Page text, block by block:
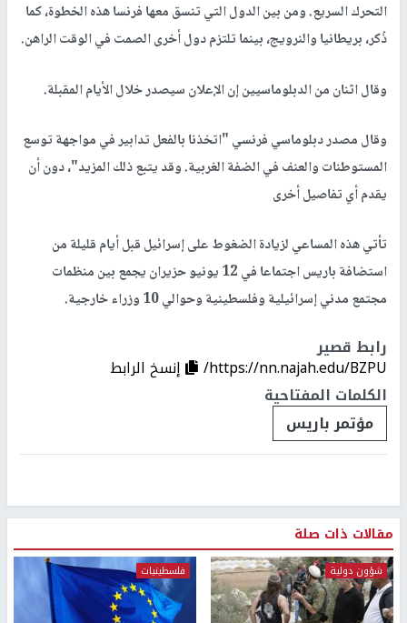
التحرك السريع. ومن بين الدول التي تنسق معها فرنسا هذه الخطوة، كما
ذُكر، بريطانيا والنرويج، بينما تلتزم دول أخرى الصمت في الوقت الراهن.
وقال اثنان من الدبلوماسيين إن الإعلان سيصدر خلال الأيام المقبلة.
وقال مصدر دبلوماسي فرنسي "اتخذنا بالفعل تدابير في مواجهة توسع
المستوطنات ⁠والعنف في الضفة الغربية. وقد يتبع ذلك المزيد"، دون أن
يقدم أي تفاصيل أخرى
تأتي هذه المساعي لزيادة الضغوط على إسرائيل قبل أيام قليلة من
استضافة ⁠باريس اجتماعا في 12 يونيو حزيران يجمع بين منظمات
مجتمع مدني إسرائيلية وفلسطينية وحوالي 10 وزراء خارجية.
رابط قصير
https://nn.najah.edu/BZPU/
إنسخ الرابط
الكلمات المفتاحية
مؤتمر باريس
مقالات ذات صلة
شؤون دولية فلسطينيات